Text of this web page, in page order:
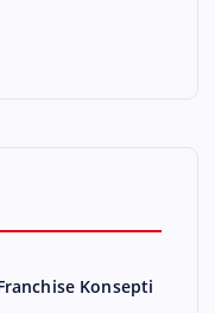
Konsepti